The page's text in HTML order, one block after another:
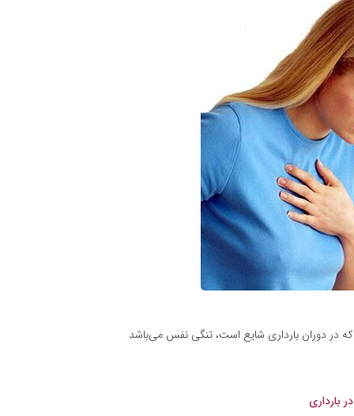
در دوران بارداری شایع است، تنگی نفس می‌باشد
بارداری